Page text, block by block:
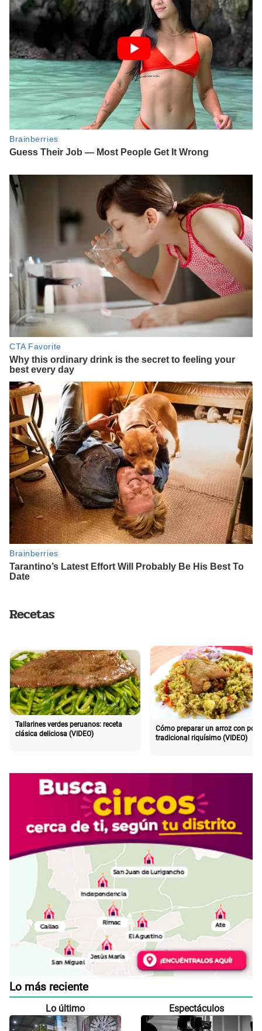
Recetas
Tallarines verdes peruanos: receta
clásica deliciosa (VIDEO)
Cómo preparar un arroz con pollo
tradicional riquísimo (VIDEO)
Lo más reciente
Lo último Espectáculos